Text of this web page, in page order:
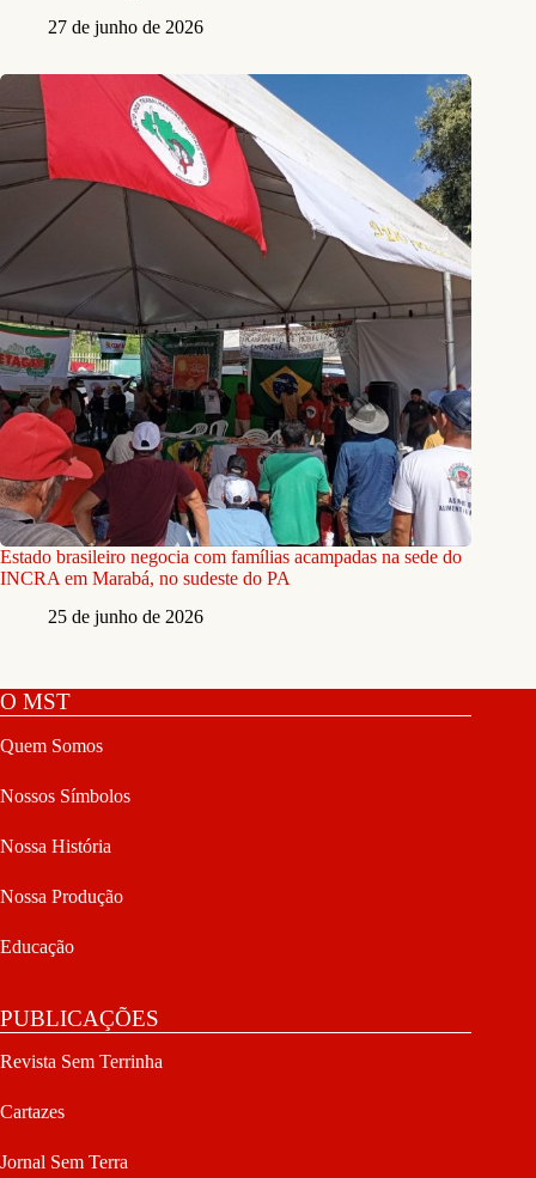
27 de junho de 2026
Estado brasileiro negocia com famílias acampadas na sede do
INCRA em Marabá, no sudeste do PA
25 de junho de 2026
O MST
Quem Somos
Nossos Símbolos
Nossa História
Nossa Produção
Educação
PUBLICAÇÕES
Revista Sem Terrinha
Cartazes
Jornal Sem Terra